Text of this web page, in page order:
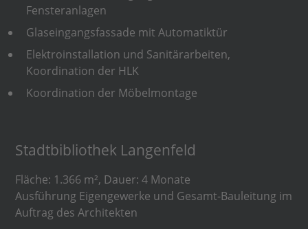
Fensteranlagen
Glaseingangsfassade mit Automatiktür
Elektroinstallation und Sanitärarbeiten,
Koordination der HLK
Koordination der Möbelmontage
Stadtbibliothek Langenfeld
Fläche: 1.366 m², Dauer: 4 Monate
Ausführung Eigengewerke und Gesamt-Bauleitung im
Auftrag des Architekten